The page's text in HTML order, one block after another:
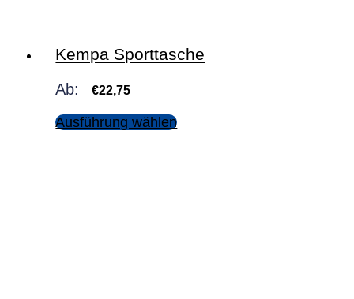
Kempa Sporttasche
Ab: €22,75
Ausführung wählen